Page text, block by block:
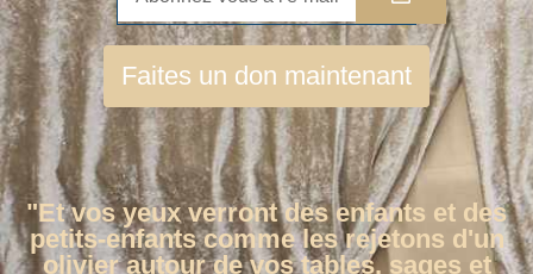
Faites un don maintenant
"Et vos yeux verront des enfants et des
petits-enfants comme les rejetons d'un
olivier autour de vos tables, sages et